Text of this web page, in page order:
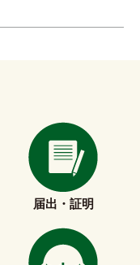
届出・証明